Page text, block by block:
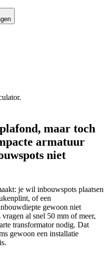
maar toch
armatuur
niet
je wil inbouwspots plaatsen
of een
gewoon niet
al snel 50 mm of meer,
transformator nodig. Dat
gewoon een installatie